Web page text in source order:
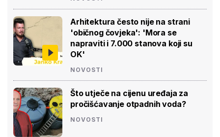
Arhitektura često nije na strani
'običnog čovjeka': 'Mora se
napraviti i 7.000 stanova koji su
OK'
NOVOSTI
Što utječe na cijenu uređaja za
pročišćavanje otpadnih voda?
NOVOSTI